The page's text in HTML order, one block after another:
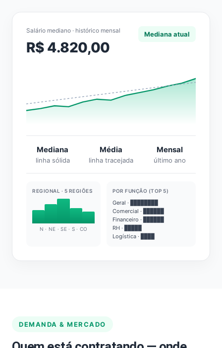
Salário mediano · histórico mensal
R$ 4.820,00
Mediana atual
Mediana
linha sólida
Média
linha tracejada
Mensal
último ano
REGIONAL · 5 REGIÕES
N · NE · SE · S · CO
POR FUNÇÃO (TOP 5)
Geral · ████████
Comercial · ██████
Financeiro · ██████
RH · █████
Logística · ████
DEMANDA & MERCADO